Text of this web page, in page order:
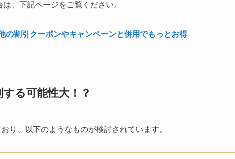
、下記ページをご覧ください。
の割引クーポンやキャンペーンと併用でもっとお得
る可能性大！？
り、以下のようなものが検討されています。